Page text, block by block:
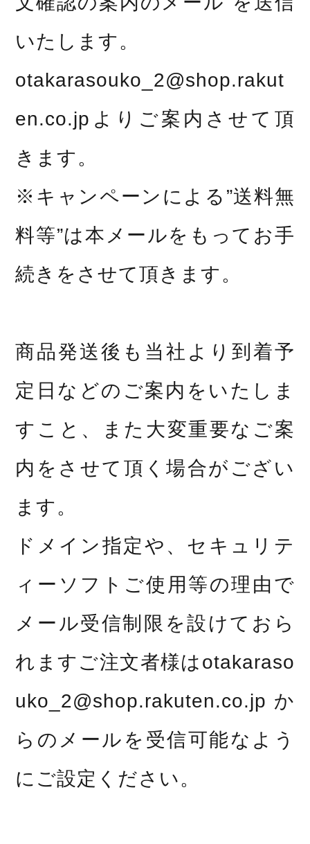
いたします。
otakarasouko_2@shop.rakut
en.co.jpよりご案内させて頂
きます。
※キャンペーンによる”送料無
料等”は本メールをもってお手
続きをさせて頂きます。
商品発送後も当社より到着予
定日などのご案内をいたしま
すこと、また大変重要なご案
内をさせて頂く場合がござい
ます。
ドメイン指定や、セキュリテ
ィーソフトご使用等の理由で
メール受信制限を設けておら
れますご注文者様はotakaraso
uko_2@shop.rakuten.co.jpか
らのメールを受信可能なよう
にご設定ください。